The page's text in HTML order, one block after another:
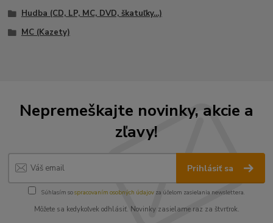
Hudba (CD, LP, MC, DVD, škatuľky...)
MC (Kazety)
Nepremeškajte novinky, akcie a
zľavy!
Prihlásiť sa
Súhlasím sospracovaním osobných údajov za účelom zasielania newslettera.
Môžete sa kedykoľvek odhlásiť. Novinky zasielame raz za štvrťrok.